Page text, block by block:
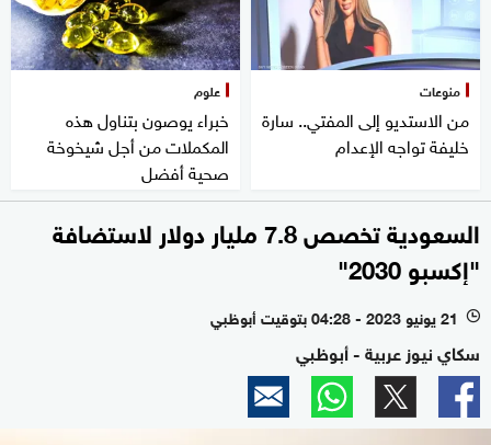
منوعات
من الاستديو إلى المفتي.. سارة
خليفة تواجه الإعدام
علوم
خبراء يوصون بتناول هذه
المكملات من أجل شيخوخة
صحية أفضل
السعودية تخصص 7.8 مليار دولار لاستضافة
"إكسبو 2030"
l 21 يونيو 2023 - 04:28 بتوقيت أبوظبي
سكاي نيوز عربية - أبوظبي